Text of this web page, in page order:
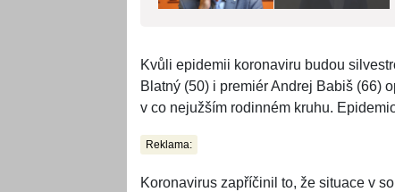
Kvůli epidemii koronaviru budou
Blatný (50) i premiér Andrej Babiš (66)
v co nejužším rodinném kruhu.
Reklama:
Koronavirus zapříčinil to, že situace v